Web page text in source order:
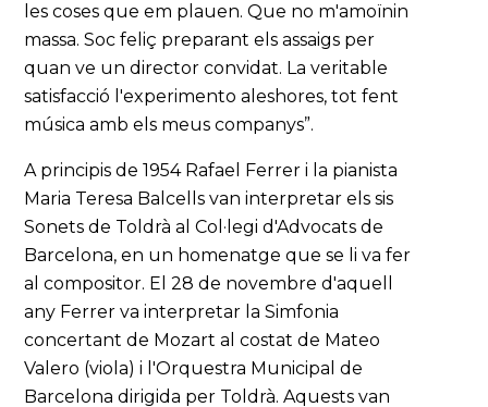
les coses que em plauen. Que no m'amoïnin
massa. Soc feliç preparant els assaigs per
quan ve un director convidat. La veritable
satisfacció l'experimento aleshores, tot fent
música amb els meus companys”.
A principis de 1954 Rafael Ferrer i la pianista
Maria Teresa Balcells van interpretar els sis
Sonets de Toldrà al Col·legi d'Advocats de
Barcelona, en un homenatge que se li va fer
al compositor. El 28 de novembre d'aquell
any Ferrer va interpretar la Simfonia
concertant de Mozart al costat de Mateo
Valero (viola) i l'Orquestra Municipal de
Barcelona dirigida per Toldrà. Aquests van